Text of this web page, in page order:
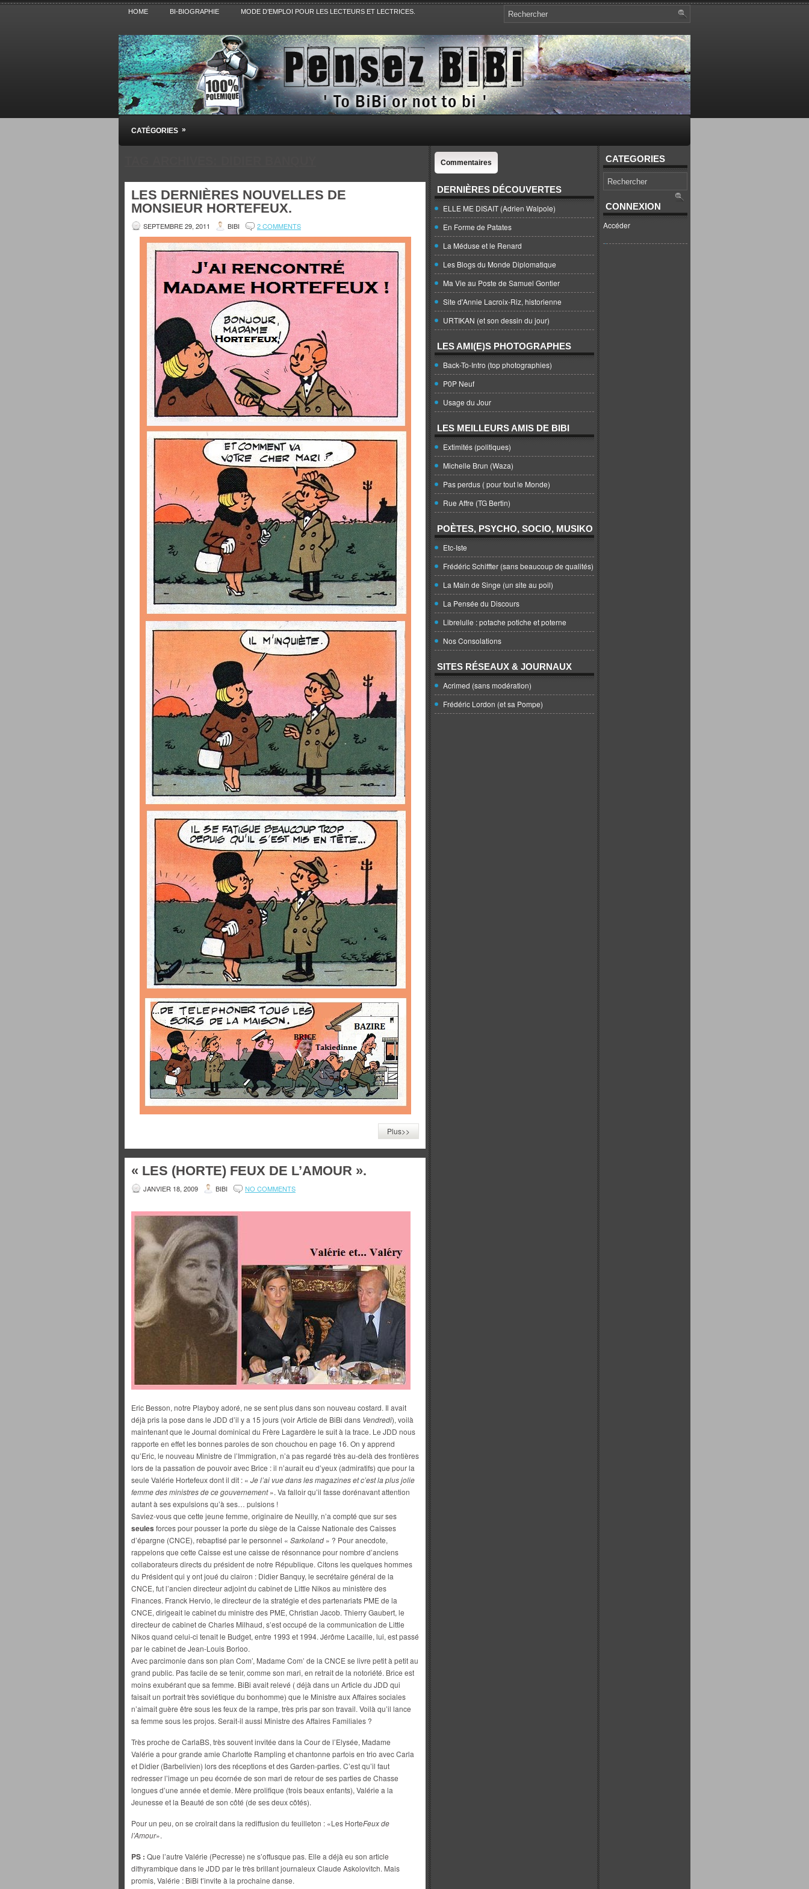
HOME BI-BIOGRAPHIE MODE D’EMPLOI POUR LES LECTEURS ET LECTRICES.
Pensez BiBi
Blog polémique sur l'Actualité, la Culture, la Politique, le Sport,. Avec Revue de presse et de blogs.
CATÉGORIES »
LES DERNIÈRES NOUVELLES DE
MONSIEUR HORTEFEUX.
SEPTEMBRE 29, 2011 BIBI 2 COMMENTS
Plus>>
« LES (HORTE) FEUX DE L’AMOUR ».
JANVIER 18, 2009 BIBI NO COMMENTS
Eric Besson, notre Playboy adoré, ne se sent plus dans son nouveau costard. Il avait
déjà pris la pose dans le JDD d’il y a 15 jours (voir Article de BiBi dans Vendredi), voilà
maintenant que le Journal dominical du Frère Lagardère le suit à la trace. Le JDD nous
rapporte en effet les bonnes paroles de son chouchou en page 16. On y apprend
qu’Eric, le nouveau Ministre de l’Immigration, n’a pas regardé très au-delà des frontières
lors de la passation de pouvoir avec Brice : il n’aurait eu d’yeux (admiratifs) que pour la
seule Valérie Hortefeux dont il dit : « Je l’ai vue dans les magazines et c’est la plus jolie
femme des ministres de ce gouvernement». Va falloir qu’il fasse dorénavant attention
autant à ses expulsions qu’à ses… pulsions !
Saviez-vous que cette jeune femme, originaire de Neuilly, n’a compté que sur ses
seules forces pour pousser la porte du siège de la Caisse Nationale des Caisses
d’épargne (CNCE), rebaptisé par le personnel « Sarkoland » ? Pour anecdote,
rappelons que cette Caisse est une caisse de résonnance pour nombre d’anciens
collaborateurs directs du président de notre République. Citons les quelques hommes
du Président qui y ont joué du clairon : Didier Banquy, le secrétaire général de la
CNCE, fut l’ancien directeur adjoint du cabinet de Little Nikos au ministère des
Finances. Franck Hervio, le directeur de la stratégie et des partenariats PME de la
CNCE, dirigeait le cabinet du ministre des PME, Christian Jacob. Thierry Gaubert, le
directeur de cabinet de Charles Milhaud, s’est occupé de la communication de Little
Nikos quand celui-ci tenait le Budget, entre 1993 et 1994. Jérôme Lacaille, lui, est passé
par le cabinet de Jean-Louis Borloo.
Avec parcimonie dans son plan Com’, Madame Com’ de la CNCE se livre petit à petit au
grand public. Pas facile de se tenir, comme son mari, en retrait de la notoriété. Brice est
moins exubérant que sa femme. BiBi avait relevé ( déjà dans un Article du JDD qui
faisait un portrait très soviétique du bonhomme) que le Ministre aux Affaires sociales
n’aimait guère être sous les feux de la rampe, très pris par son travail. Voilà qu’il lance
sa femme sous les projos. Serait-il aussi Ministre des Affaires Familiales ?
Très proche de CarlaBS, très souvent invitée dans la Cour de l’Elysée, Madame
Valérie a pour grande amie Charlotte Rampling et chantonne parfois en trio avec Carla
et Didier (Barbelivien) lors des réceptions et des Garden-parties. C’est qu’il faut
redresser l’image un peu écornée de son mari de retour de ses parties de Chasse
longues d’une année et demie. Mère prolifique (trois beaux enfants), Valérie a la
Jeunesse et la Beauté de son côté (de ses deux côtés).
Pour un peu, on se croirait dans la rediffusion du feuilleton : «Les HorteFeux de
l’Amour».
PS : Que l’autre Valérie (Pecresse) ne s’offusque pas. Elle a déjà eu son article
dithyrambique dans le JDD par le très brillant journaleux Claude Askolovitch. Mais
promis, Valérie : BiBi t’invite à la prochaine danse.
Commentaires
DERNIÈRES DÉCOUVERTES
ELLE ME DISAIT (Adrien Walpole)
En Forme de Patates
La Méduse et le Renard
Les Blogs du Monde Diplomatique
Ma Vie au Poste de Samuel Gontier
Site d'Annie Lacroix-Riz, historienne
URTIKAN (et son dessin du jour)
LES AMI(E)S PHOTOGRAPHES
Back-To-Intro (top photographies)
P0P Neuf
Usage du Jour
LES MEILLEURS AMIS DE BIBI
Extimités (politiques)
Michelle Brun (Waza)
Pas perdus ( pour tout le Monde)
Rue Affre (TG Bertin)
POÈTES, PSYCHO, SOCIO, MUSIKO
Etc-Iste
Frédéric Schiffter (sans beaucoup de qualités)
La Main de Singe (un site au poil)
La Pensée du Discours
Librelulle : potache potiche et poterne
Nos Consolations
SITES RÉSEAUX & JOURNAUX
Acrimed (sans modération)
Frédéric Lordon (et sa Pompe)
CATEGORIES
CONNEXION
Accéder